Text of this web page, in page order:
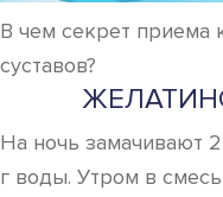
В чем секрет приема
суставов?
На ночь замачивают
г воды. Утром в